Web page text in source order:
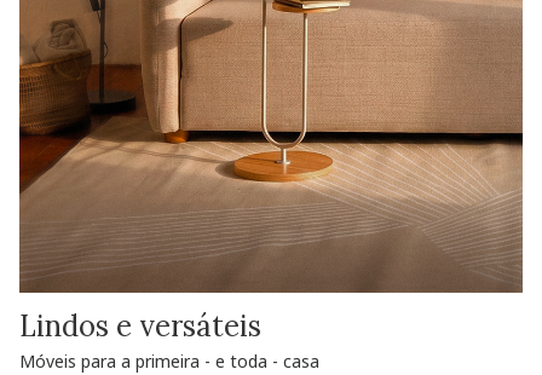
Lindos e versáteis
Móveis para a primeira - e toda - casa